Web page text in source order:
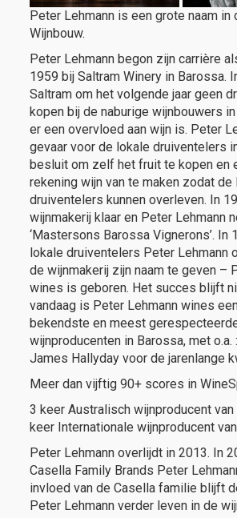
Peter Lehmann is een grote naam in
Wijnbouw.
Peter Lehmann begon zijn carrière
1959 bij Saltram Winery in Barossa.
Saltram om het volgende jaar geen
kopen bij de naburige wijnbouwers
er een overvloed aan wijn is. Peter
gevaar voor de lokale druiventelers
besluit om zelf het fruit te kopen en
rekening wijn van te maken zodat de
druiventelers kunnen overleven. In
wijnmakerij klaar en Peter Lehmann
‘Mastersons Barossa Vignerons’. In
lokale druiventelers Peter Lehmann
de wijnmakerij zijn naam te geven –
wines is geboren. Het succes blijft
vandaag is Peter Lehmann wines
bekendste en meest
wijnproducenten in Barossa, met o.a.
James Hallyday voor de jarenlange
Meer dan vijftig 90+ scores in
3 keer Australisch wijnproducent van
keer Internationale wijnproducent
Peter Lehmann overlijdt in 2013. In
Casella Family Brands Peter
invloed van de Casella familie blijft
Peter Lehmann verder leven in de